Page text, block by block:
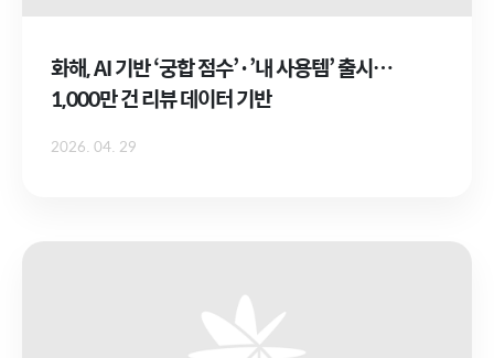
화해, AI 기반 ‘궁합 점수’·’내 사용템’ 출시…
1,000만 건 리뷰 데이터 기반
2026. 04. 29